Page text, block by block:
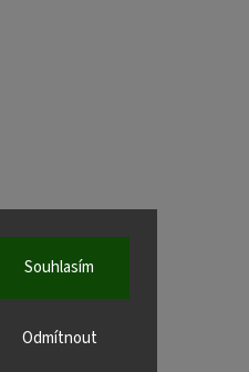
Odmítnout
Souhlasím